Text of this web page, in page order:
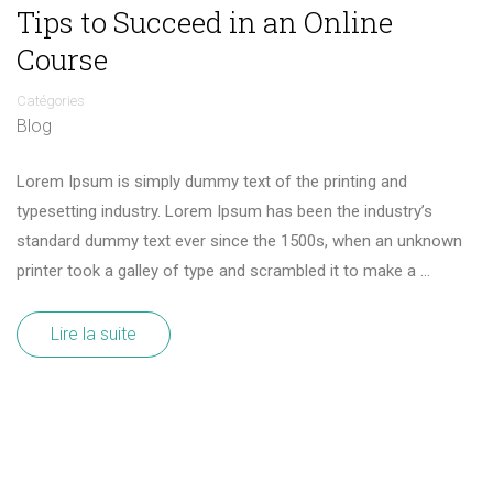
Tips to Succeed in an Online
Course
Catégories
Blog
Lorem Ipsum is simply dummy text of the printing and
typesetting industry. Lorem Ipsum has been the industry’s
standard dummy text ever since the 1500s, when an unknown
printer took a galley of type and scrambled it to make a …
Lire la suite